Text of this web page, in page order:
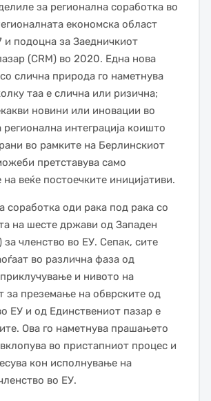
за регионална соработка во
економска област
и подоцна за Заедничкиот
(CRM) во 2020. Една нова
слична природа го наметнува
таа е слична или ризична;
новини или иновации во
регионална интеграција коишто
во рамките на Берлинскиот
претставува само
веќе постоечките иницијативи.
соработка оди рака под рака со
на шесте држави од Западен
за членство во ЕУ. Сепак, сите
во различна фаза од
и нивото на
за преземање на обврските од
ЕУ и од Единствениот пазар е
Ова го наметнува прашањето
во пристапниот процес и
кон исполнување на
во ЕУ.